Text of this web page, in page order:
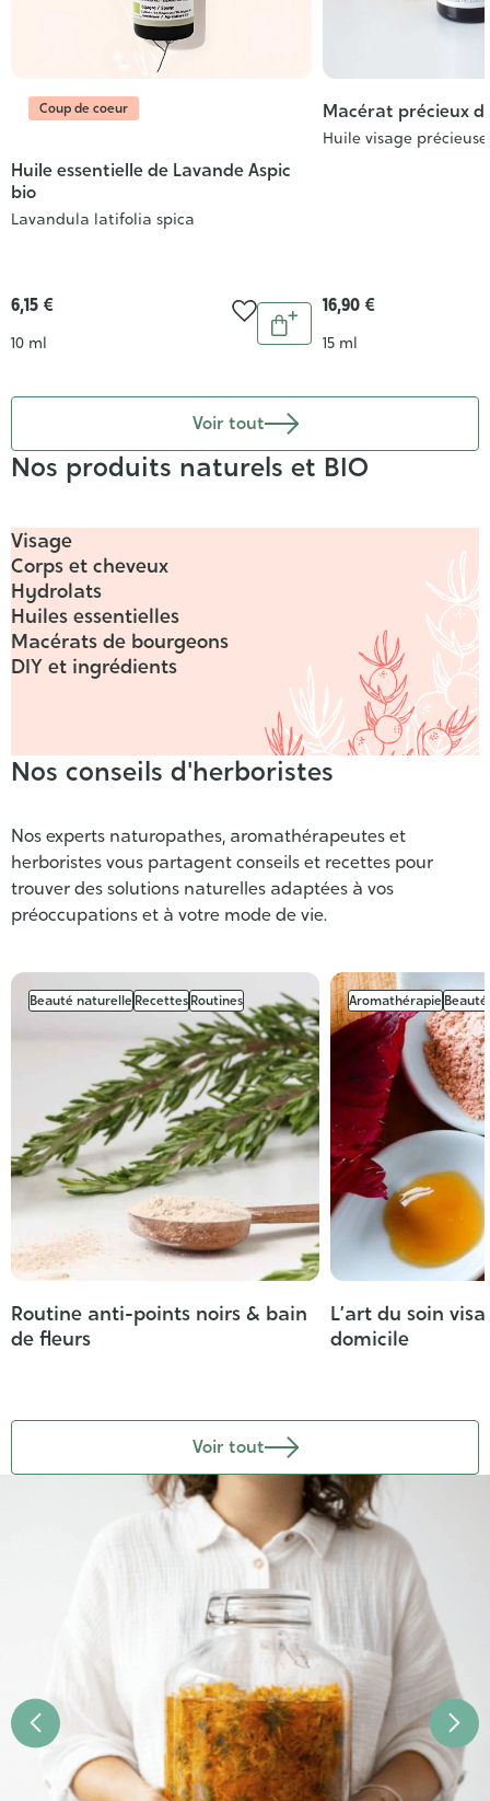
Coup de coeur
Huile essentielle de Lavande Aspic
bio
Lavandula latifolia spica
6,15 €
Contenance
10 ml
Quantité
Ajouter
Macérat précieux
Huile visage précieuse
16,90 €
Contenance
15 ml
Voir tout
Nos produits naturels et BIO
Visage
Corps et cheveux
Hydrolats
Huiles essentielles
Macérats de bourgeons
DIY et ingrédients
Nos conseils d'herboristes
Nos experts naturopathes, aromathérapeutes et
herboristes vous partagent conseils et recettes pour
trouver des solutions naturelles adaptées à vos
préoccupations et à votre mode de vie.
Beauté naturelleRecettesRoutines
Routine anti-points noirs & bain
de fleurs
Aromathérapie
L’art du soin
domicile
Voir tout